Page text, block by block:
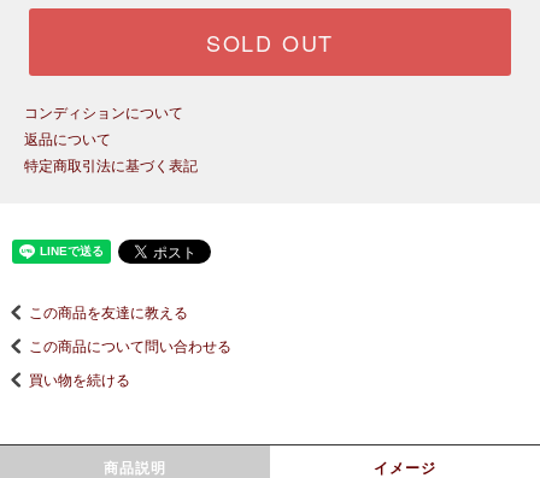
SOLD OUT
コンディションについて
返品について
特定商取引法に基づく表記
この商品を友達に教える
この商品について問い合わせる
買い物を続ける
商品説明 イメージ